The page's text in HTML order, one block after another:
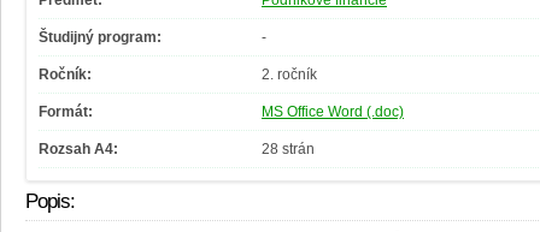
Študijný program: -
Ročník: 2. ročník
Formát: MS Office Word (.doc)
Rozsah A4: 28 strán
Popis: